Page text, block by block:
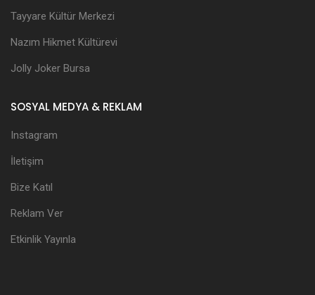
Tayyare Kültür Merkezi
Nazım Hikmet Kültürevi
Jolly Joker Bursa
SOSYAL MEDYA & REKLAM
Instagram
İletişim
Bize Katıl
Reklam Ver
Etkinlik Yayınla